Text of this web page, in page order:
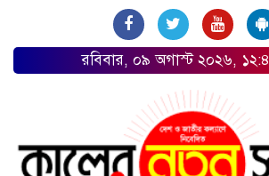
রবিবার, ০৯ অগাস্ট ২০২৬,